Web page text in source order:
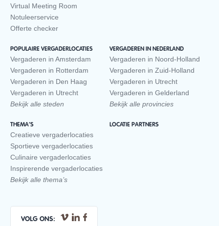
Virtual Meeting Room
Notuleerservice
Offerte checker
POPULAIRE VERGADERLOCATIES
Vergaderen in Amsterdam
Vergaderen in Rotterdam
Vergaderen in Den Haag
Vergaderen in Utrecht
Bekijk alle steden
VERGADEREN IN NEDERLAND
Vergaderen in Noord-Holland
Vergaderen in Zuid-Holland
Vergaderen in Utrecht
Vergaderen in Gelderland
Bekijk alle provincies
THEMA’S
Creatieve vergaderlocaties
Sportieve vergaderlocaties
Culinaire vergaderlocaties
Inspirerende vergaderlocaties
Bekijk alle thema’s
LOCATIE PARTNERS
VOLG ONS: